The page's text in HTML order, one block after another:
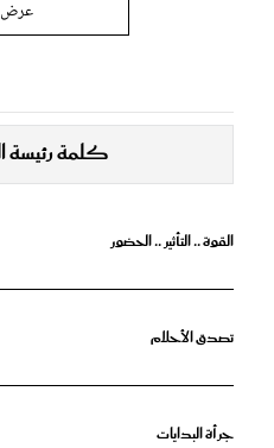
عرض
كلمة رئيسة
القوة .. التأثير .. الحضور
تصدق الأحلام
جرأة البدايات